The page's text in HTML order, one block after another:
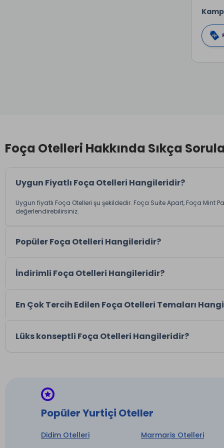
Foça Otelleri Hakkında Sıkça
Uygun Fiyatlı Foça Otelleri Hangileridir?
Uygun fiyatlı Foça Otelleri şu şekildedir. Foça Suite Apart, Foça Mint
değerlendirebilirsiniz.
Popüler Foça Otelleri Hangileridir?
İndirimli Foça Otelleri Hangileridir?
En Çok Tercih Edilen Foça Otelleri Temaları
Lüks konseptli Foça Otelleri Hangileridir?
Popüler Yurtiçi Oteller
Didim Otelleri Marmaris Otelleri